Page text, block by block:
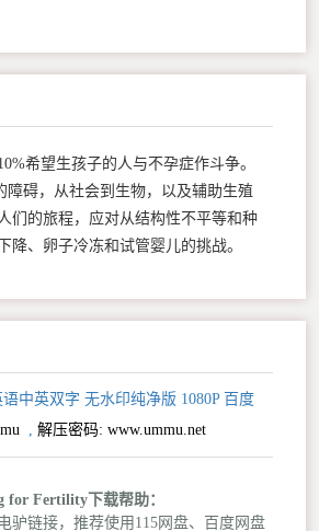
希望生孩子的人与不孕症作斗争。
障碍，从社会到生物，以及辅助生殖
们的旅程，应对从结构性不平等和种
降、卵子冷冻和试管婴儿的挑战。
语中英双字 无水印纯净版 1080P 百度
解压密码: www.ummu.net
for Fertility下载帮助：
驴链接，推荐使用115网盘、百度网盘